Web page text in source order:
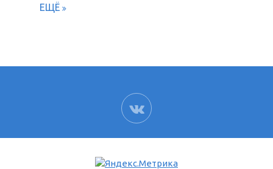
ЕЩЁ
ВК